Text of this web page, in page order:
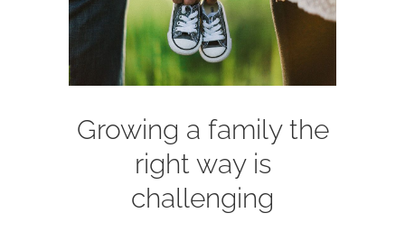
Growing a family the
right way is
challenging